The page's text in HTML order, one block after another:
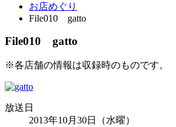
お店めぐり
File010 gatto
File010 gatto
※各店舗の情報は収録時のものです。
放送日
2013年10月30日（水曜）